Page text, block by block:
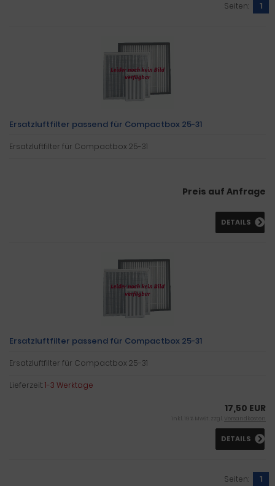
Seiten: 1
Ersatzluftfilter passend für Compactbox 25-31
Ersatzluftfilter für Compactbox 25-31
Preis auf Anfrage
DETAILS
Ersatzluftfilter passend für Compactbox 25-31
Ersatzluftfilter für Compactbox 25-31
Lieferzeit:1-3 Werktage
17,50 EUR
inkl. 19 % MwSt. zzgl. Versandkosten
DETAILS
Seiten: 1